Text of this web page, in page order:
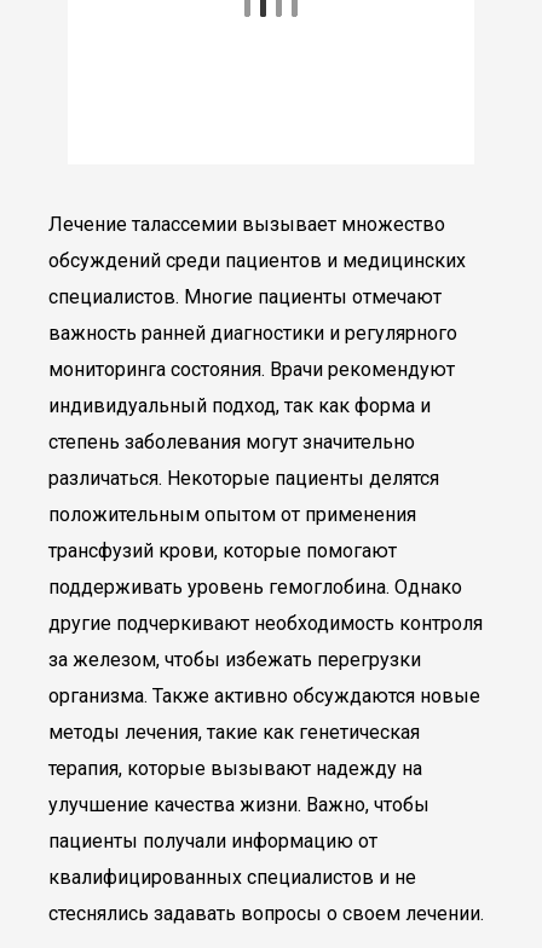
Лечение талассемии вызывает множество
обсуждений среди пациентов и медицинских
специалистов. Многие пациенты отмечают
важность ранней диагностики и регулярного
мониторинга состояния. Врачи рекомендуют
индивидуальный подход, так как форма и
степень заболевания могут значительно
различаться. Некоторые пациенты делятся
положительным опытом от применения
трансфузий крови, которые помогают
поддерживать уровень гемоглобина. Однако
другие подчеркивают необходимость контроля
за железом, чтобы избежать перегрузки
организма. Также активно обсуждаются новые
методы лечения, такие как генетическая
терапия, которые вызывают надежду на
улучшение качества жизни. Важно, чтобы
пациенты получали информацию от
квалифицированных специалистов и не
стеснялись задавать вопросы о своем лечении.